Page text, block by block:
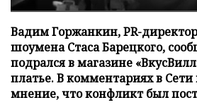
Вадим Горжанкин, PR-
шоумена Стаса Барецкого,
подрался в магазине
платье. В комментариях в Сети
мнение, что конфликт был